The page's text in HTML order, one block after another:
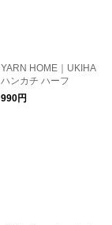
YARN HOME｜UKIHA
ハンカチ ハーフ
990円